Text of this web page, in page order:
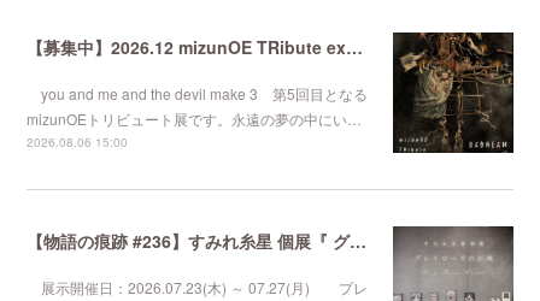
【募集中】2026.12 mizunOE TRibute exhibition『 BADREAM #5 』
you and me and the devil make 3 第5回目となる
mizunOEトリビュート展です。永遠の夢の中にい…
2026.08.06 15:00
【物語の痕跡 #236】すみれ糸星 個展『 グレイローズのお城 』
展示開催日：2026.07.23(木) ～ 07.27(月) プレ